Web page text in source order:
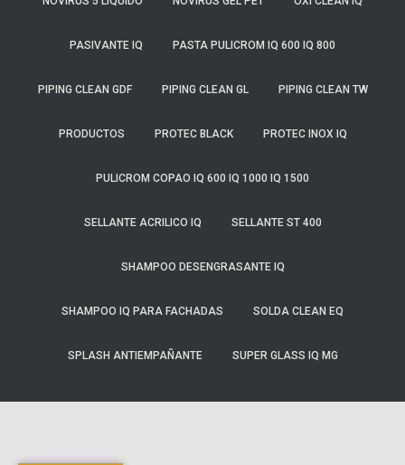
PASIVANTE IQ PASTA PULICROM IQ 600 IQ 800
PIPING CLEAN GDF PIPING CLEAN GL PIPING CLEAN TW
PRODUCTOS PROTEC BLACK PROTEC INOX IQ
PULICROM COPAO IQ 600 IQ 1000 IQ 1500
SELLANTE ACRILICO IQ SELLANTE ST 400
SHAMPOO DESENGRASANTE IQ
SHAMPOO IQ PARA FACHADAS SOLDA CLEAN EQ
SPLASH ANTIEMPAÑANTE SUPER GLASS IQ MG